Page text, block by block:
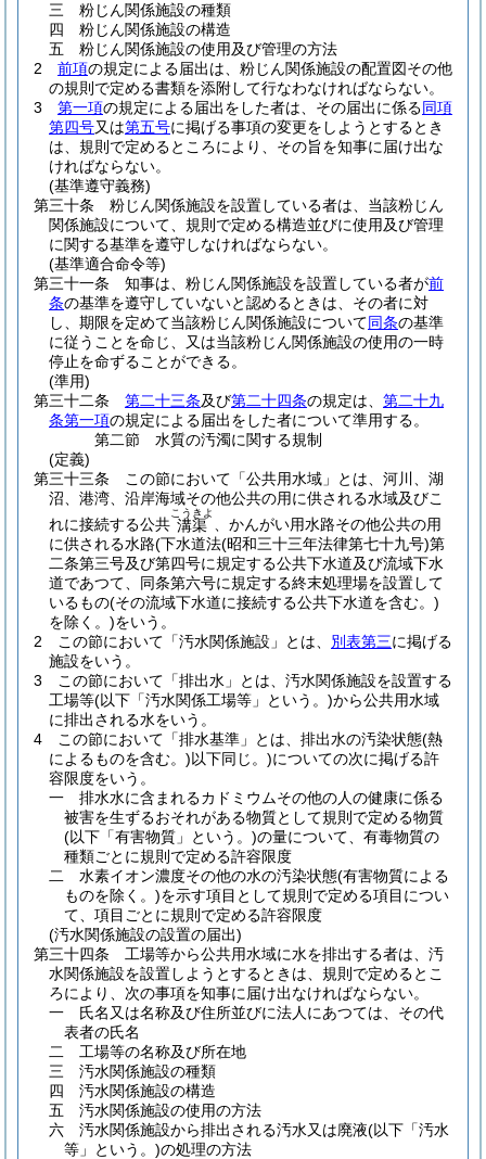
三
粉じん関係施設の種類
四
粉じん関係施設の構造
五
粉じん関係施設の使用及び管理の方法
2
前項の規定による届出は、粉じん関係施設の配置図その他
の規則で定める書類を添附して行なわなければならない。
3
第一項の規定による届出をした者は、その届出に係る同項
第四号又は第五号に掲げる事項の変更をしようとするとき
は、規則で定めるところにより、その旨を知事に届け出な
ければならない。
(基準遵守義務)
第三十条
粉じん関係施設を設置している者は、当該粉じん
関係施設について、規則で定める構造並びに使用及び管理
に関する基準を遵守しなければならない。
(基準適合命令等)
第三十一条
知事は、粉じん関係施設を設置している者が前
条の基準を遵守していないと認めるときは、その者に対
し、期限を定めて当該粉じん関係施設について同条の基準
に従うことを命じ、又は当該粉じん関係施設の使用の一時
停止を命ずることができる。
(準用)
第三十二条
第二十三条及び第二十四条の規定は、 第二十九
条第一項の規定による届出をした者について準用する。
第二節
水質の汚濁に関する規制
(定義)
第三十三条
この節において「公共用水域」とは、河川、湖
沼、港湾、沿岸海域その他公共の用に供される水域及びこ
れに接続する公共 溝渠
こうきよ
、かんがい用水路その他公共の用
に供される水路(下水道法(昭和三十三年法律第七十九号)第
二条第三号及び第四号に規定する公共下水道及び流域下水
道であつて、同条第六号に規定する終末処理場を設置して
いるもの(その流域下水道に接続する公共下水道を含む。)
を除く。)をいう。
2
この節において「汚水関係施設」とは、 別表第三に掲げる
施設をいう。
3
この節において「排出水」とは、汚水関係施設を設置する
工場等(以下「汚水関係工場等」という。)から公共用水域
に排出される水をいう。
4
この節において「排水基準」とは、排出水の汚染状態(熱
によるものを含む。)以下同じ。 )についての次に掲げる許
容限度をいう。
一
排水水に含まれるカドミウムその他の人の健康に係る
被害を生ずるおそれがある物質として規則で定める物質
(以下「有害物質」という。)の量について、有毒物質の
種類ごとに規則で定める許容限度
二
水素イオン濃度その他の水の汚染状態(有害物質による
ものを除く。)を示す項目として規則で定める項目につい
て、項目ごとに規則で定める許容限度
(汚水関係施設の設置の届出)
第三十四条
工場等から公共用水域に水を排出する者は、汚
水関係施設を設置しようとするときは、規則で定めるとこ
ろにより、次の事項を知事に届け出なければならない。
一
氏名又は名称及び住所並びに法人にあつては、その代
表者の氏名
二
工場等の名称及び所在地
三
汚水関係施設の種類
四
汚水関係施設の構造
五
汚水関係施設の使用の方法
六
汚水関係施設から排出される汚水又は廃液(以下「汚水
等」という。)の処理の方法